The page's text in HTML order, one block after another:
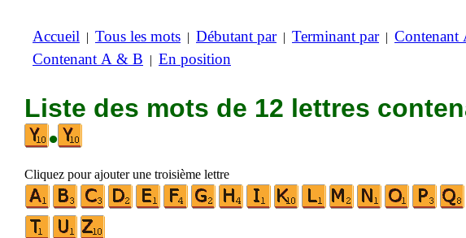
Accueil | Tous les mots | Débutant par| Terminant par| Contenant
Contenant A & B | En position
Liste des mots de 12 lettres
•
Cliquez pour ajouter une troisième lettre